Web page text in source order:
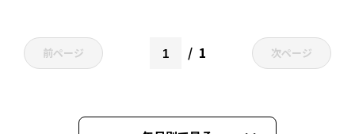
前ページ 1 次ページ